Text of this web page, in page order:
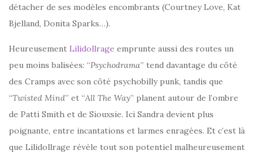
détacher de ses modèles encombrants (Courtney Love, Kat
Bjelland, Donita Sparks…).
Heureusement Lilidollrage emprunte aussi des routes un
peu moins balisées: “Psychodrama” tend davantage du côté
des Cramps avec son côté psychobilly punk, tandis que
“Twisted Mind” et “All The Way” planent autour de l’ombre
de Patti Smith et de Siouxsie. Ici Sandra devient plus
poignante, entre incantations et larmes enragées. Et c’est là
que Lilidollrage révèle tout son potentiel malheureusement